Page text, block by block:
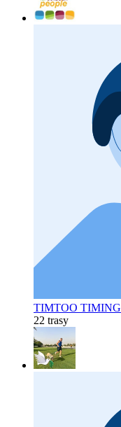
TIMTOO TIMING
22 trasy